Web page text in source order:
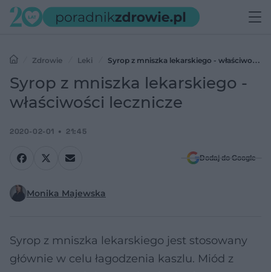
Zdrowie Leki
Syrop z mniszka lekarskiego - właściwości
lecznicze
Syrop z mniszka lekarskiego -
właściwości lecznicze
2020-02-01 21:45
Dodaj do Google
Monika Majewska
Syrop z mniszka lekarskiego jest stosowany
głównie w celu łagodzenia kaszlu. Miód z